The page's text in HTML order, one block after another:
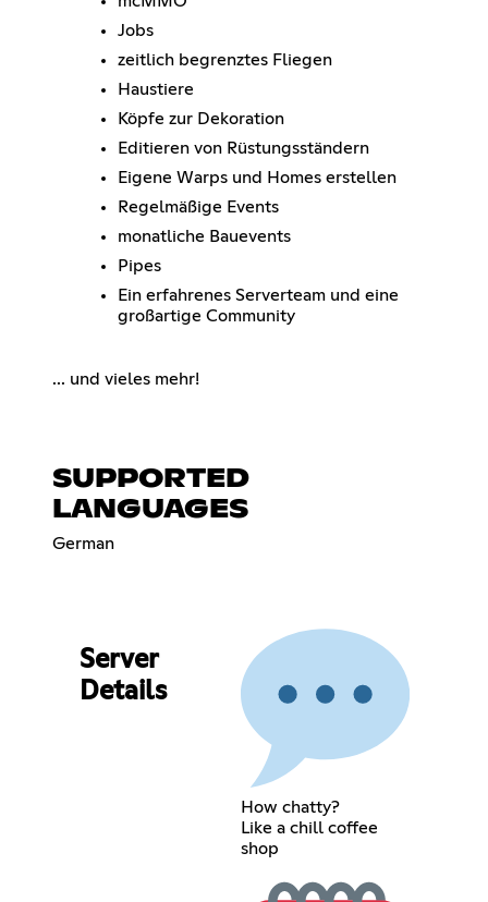
Jobs
zeitlich begrenztes Fliegen
Haustiere
Köpfe zur Dekoration
Editieren von Rüstungsständern
Eigene Warps und Homes erstellen
Regelmäßige Events
monatliche Bauevents
Pipes
Ein erfahrenes Serverteam und eine
großartige Community
... und vieles mehr!
SUPPORTED
LANGUAGES
German
Server
Details
How chatty?
Like a chill coffee
shop